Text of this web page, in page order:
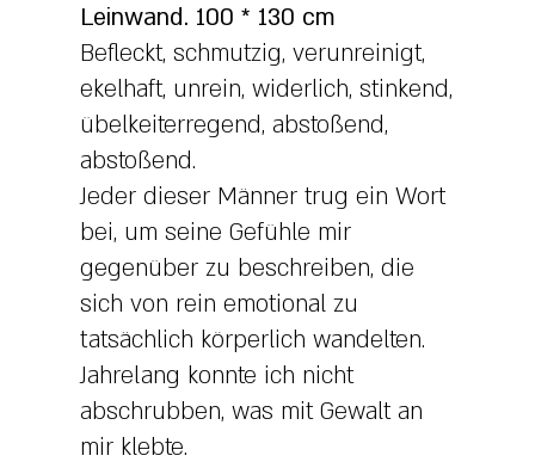
Leinwand. 100 * 130 cm
Befleckt, schmutzig, verunreinigt,
ekelhaft, unrein, widerlich, stinkend,
übelkeiterregend, abstoßend,
abstoßend.
Jeder dieser Männer trug ein Wort
bei, um seine Gefühle mir
gegenüber zu beschreiben, die
sich von rein emotional zu
tatsächlich körperlich wandelten.
Jahrelang konnte ich nicht
abschrubben, was mit Gewalt an
mir klebte.